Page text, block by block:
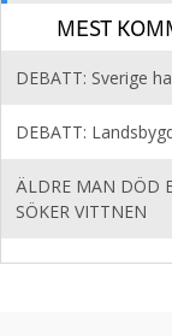
MEST
DEBATT: Sverige
DEBATT:
ÄLDRE MAN DÖD
SÖKER VITTNEN